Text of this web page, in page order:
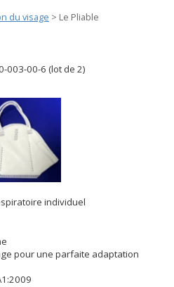
du visage > Le Pliable
003-00-6 (lot de 2)
individuel
pour une parfaite adaptation